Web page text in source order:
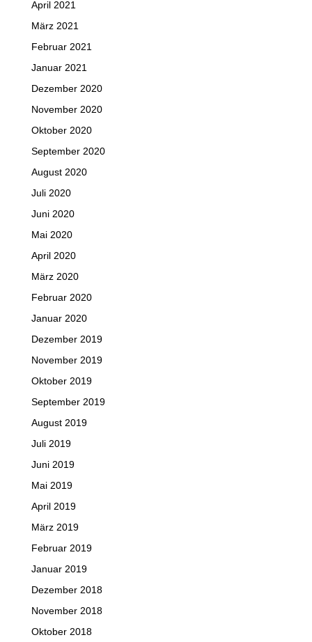
April 2021
März 2021
Februar 2021
Januar 2021
Dezember 2020
November 2020
Oktober 2020
September 2020
August 2020
Juli 2020
Juni 2020
Mai 2020
April 2020
März 2020
Februar 2020
Januar 2020
Dezember 2019
November 2019
Oktober 2019
September 2019
August 2019
Juli 2019
Juni 2019
Mai 2019
April 2019
März 2019
Februar 2019
Januar 2019
Dezember 2018
November 2018
Oktober 2018